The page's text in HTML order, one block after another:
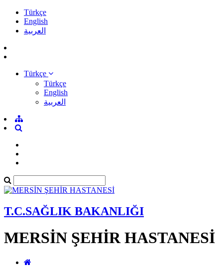
Türkçe
English
العربية
Türkçe
Türkçe
English
العربية
T.C.SAĞLIK BAKANLIĞI
MERSİN ŞEHİR HASTANESİ